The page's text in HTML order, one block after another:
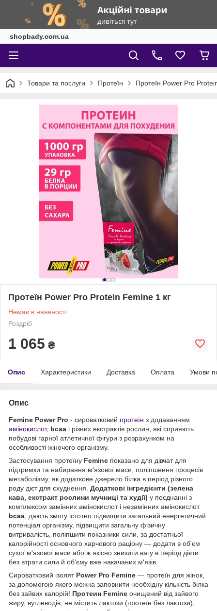
shopbady.com.ua
Товари та послуги Протеїн Протеїн Power Pro
Протеїн Power Pro Protein Femine 1 кг
Немає в наявності
Роздріб
1 065 ₴
Опис Характеристики Доставка Оплата Умови
Опис
Femine Power Pro - сироватковий протеїн з додаванням
амінокислот, bcaa і різних екстрактів рослин, які сприяють
побудові гарної атлетичної фігури з розрахунком на
особливості жіночого організму.
Застосування протеїну Femine показано для дівчат для
підтримки та набирання м'язової маси, поліпшення процесів
метаболізму, як додаткове джерело білка в період різного
роду дієт для схуднення. Додаткові інгредієнти (зелена
кава, екстракт рослини мучниці та худії) у поєднанні з
комплексом замінних амінокислот і незамінних амінокислот
bcaa , дають змогу істотно підвищити загальний енергетичний
потенціал організму, підвищити загальну фізичну
витривалість, поліпшити показники сили, за достатньої
калорійності основного харчового раціону — додати в об'єм
сухої м'язової маси або ж якісно знизити вагу в період дієти
без втрати сили й об'єму вже накачаних м'язів.
Сироватковий ізолят Power Pro Femine — протеїн для жінок,
за допомогою якого можна заповнити необхідну кількість білка
без зайвих калорій! Протеин Femine очищений від зайвого
жиру, вуглеводів, не містить лактози (протеїн без лактози),